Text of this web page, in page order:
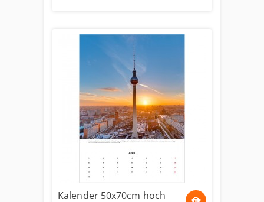
Kalender 50x70cm hoch